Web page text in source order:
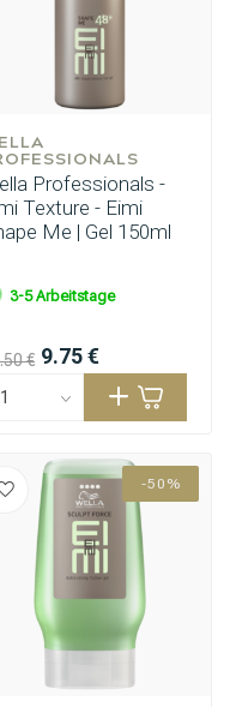
Professionals -
Texture - Eimi
Me | Gel 150ml
3-5 Arbeitstage
€ 9.75 €
-50%